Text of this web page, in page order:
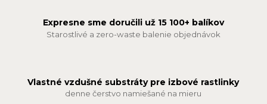
Expresne sme doručili už 15 100+ balíkov
Starostlivé a zero-waste balenie objednávok
Vlastné vzdušné substráty pre izbové rastlinky
denne čerstvo namiešané na mieru